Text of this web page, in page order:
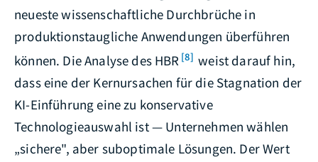
neueste wissenschaftliche Durchbrüche in
produktionstaugliche Anwendungen überführen
können. Die Analyse des HBR [8] weist darauf hin,
dass eine der Kernursachen für die Stagnation der
KI-Einführung eine zu konservative
Technologieauswahl ist — Unternehmen wählen
„sichere", aber suboptimale Lösungen. Der Wert